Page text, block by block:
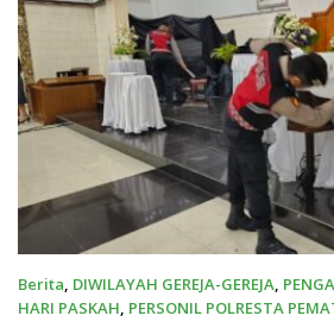
Berita, DIWILAYAH GEREJA-GEREJA,
HARI PASKAH, PERSONIL POLRESTA